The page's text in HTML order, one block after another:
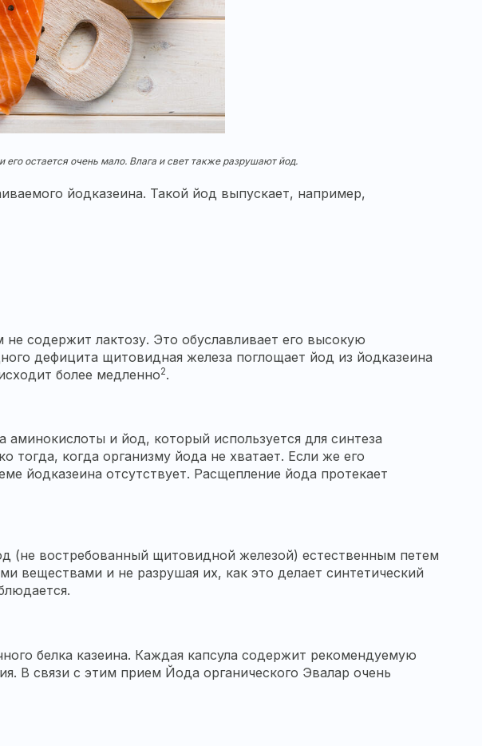
остается очень мало. Влага и свет также разрушают йод.
йодказеина. Такой йод выпускает, например,
содержит лактозу. Это обуславливает его высокую
дефицита щитовидная железа поглощает йод из йодказеина
более медленно2.
и йод, который используется для синтеза
когда организму йода не хватает. Если же его
йодказеина отсутствует. Расщепление йода протекает
(не востребованный щитовидной железой) естественным петем
веществами и не разрушая их, как это делает синтетический
белка казеина. Каждая капсула содержит рекомендуемую
В связи с этим прием Йода органического Эвалар очень